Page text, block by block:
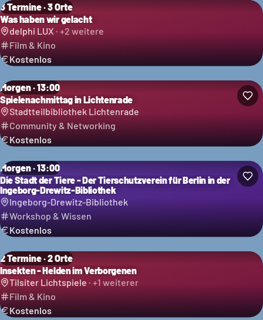
3 Termine · 3 Orte
Was haben wir gelacht
delphi LUX · +2 weitere
Film & Kino
Kostenlos
Morgen · 13:00
Spielenachmittag in Lichtenrade
Stadtteilbibliothek Lichtenrade
Community & Networking
Kostenlos
Morgen · 13:00
Die Stadt der Tiere - Der Tierschutzverein für Berlin in der
Ingeborg-Drewitz-Bibliothek
Ingeborg-Drewitz-Bibliothek
Workshop & Wissen
Kostenlos
2 Termine · 2 Orte
Insekten - Helden im Verborgenen
Tilsiter Lichtspiele · +1 weiterer
Film & Kino
Kostenlos